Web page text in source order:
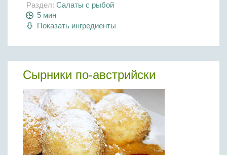
Раздел: Салаты с рыбой
5 мин
Показать ингредиенты
Сырники по-австрийски